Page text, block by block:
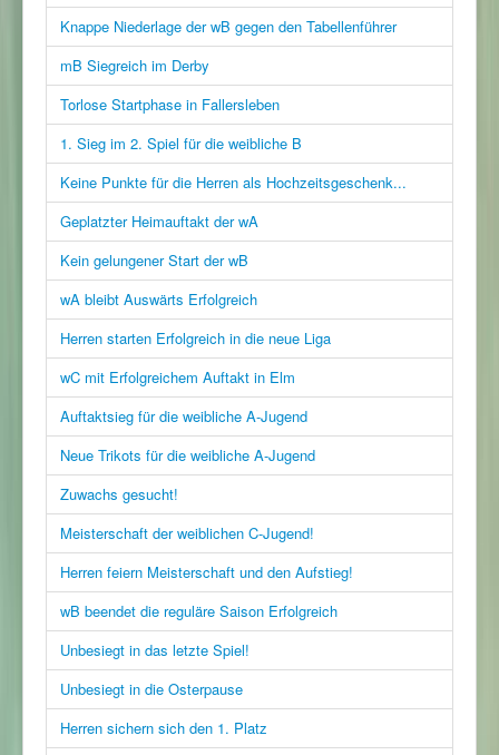
Knappe Niederlage der wB gegen den Tabellenführer
mB Siegreich im Derby
Torlose Startphase in Fallersleben
1. Sieg im 2. Spiel für die weibliche B
Keine Punkte für die Herren als Hochzeitsgeschenk...
Geplatzter Heimauftakt der wA
Kein gelungener Start der wB
wA bleibt Auswärts Erfolgreich
Herren starten Erfolgreich in die neue Liga
wC mit Erfolgreichem Auftakt in Elm
Auftaktsieg für die weibliche A-Jugend
Neue Trikots für die weibliche A-Jugend
Zuwachs gesucht!
Meisterschaft der weiblichen C-Jugend!
Herren feiern Meisterschaft und den Aufstieg!
wB beendet die reguläre Saison Erfolgreich
Unbesiegt in das letzte Spiel!
Unbesiegt in die Osterpause
Herren sichern sich den 1. Platz